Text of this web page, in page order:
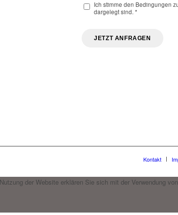
Ich stimme den Bedingungen
dargelegt sind.*
Kontakt
der Website erklären Sie sich mit der Verwendung